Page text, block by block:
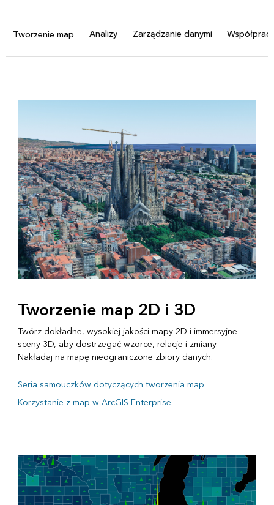
Tworzenie map Analizy Zarządzanie danymi
Tworzenie map 2D i 3D
Twórz dokładne, wysokiej jakości mapy 2D i immersyjne
sceny 3D, aby dostrzegać wzorce, relacje i zmiany.
Nakładaj na mapę nieograniczone zbiory danych.
Seria samouczków dotyczących tworzenia map
Korzystanie z map w ArcGIS Enterprise